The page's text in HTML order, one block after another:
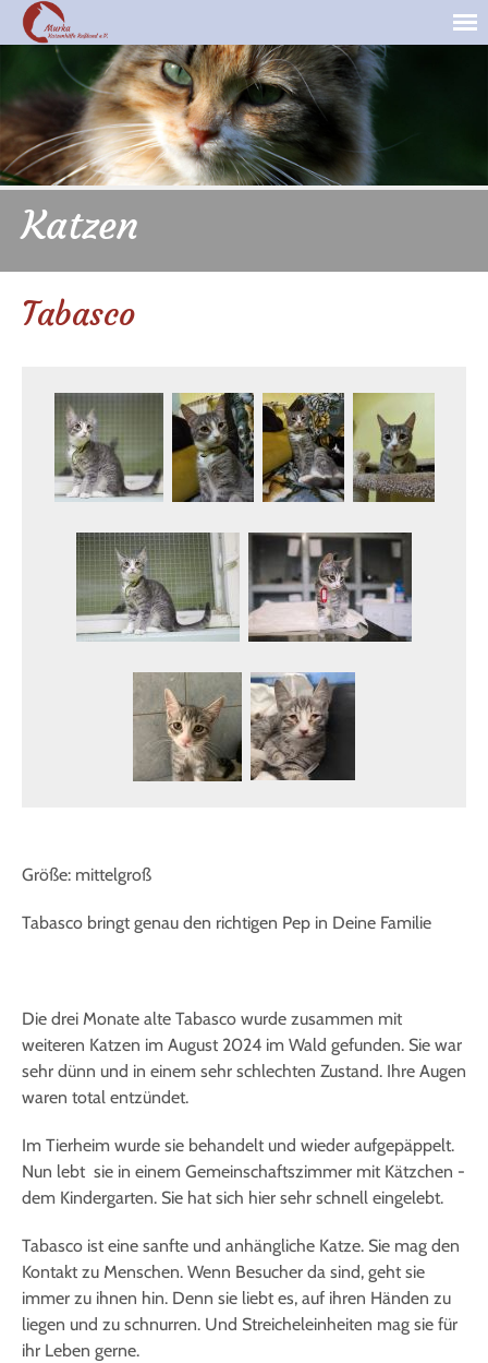
Katzen
Tabasco
Größe: mittelgroß
Tabasco bringt genau den richtigen Pep in Deine Familie
Die drei Monate alte Tabasco wurde zusammen mit
weiteren Katzen im August 2024 im Wald gefunden. Sie war
sehr dünn und in einem sehr schlechten Zustand. Ihre Augen
waren total entzündet.
Im Tierheim wurde sie behandelt und wieder aufgepäppelt.
Nun lebt sie in einem Gemeinschaftszimmer mit Kätzchen -
dem Kindergarten. Sie hat sich hier sehr schnell eingelebt.
Tabasco ist eine sanfte und anhängliche Katze. Sie mag den
Kontakt zu Menschen. Wenn Besucher da sind, geht sie
immer zu ihnen hin. Denn sie liebt es, auf ihren Händen zu
liegen und zu schnurren. Und Streicheleinheiten mag sie für
ihr Leben gerne.